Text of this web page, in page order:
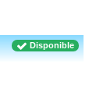
Disponible